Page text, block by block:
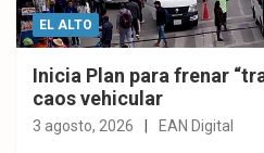
EL ALTO
Inicia Plan para frenar
caos vehicular
3 agosto, 2026 EAN Digital